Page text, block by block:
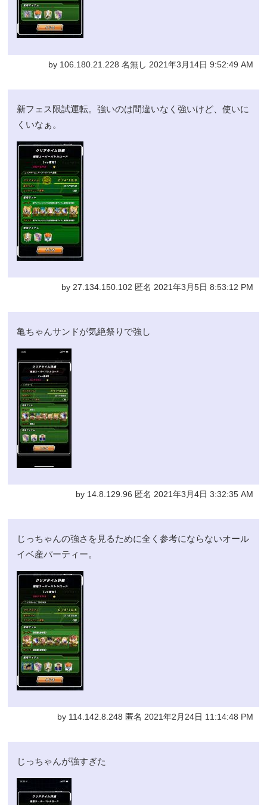
by 106.180.21.228 名無し 2021年3月14日 9:52:49 AM
新フェス限試運転。強いのは間違いなく強いけど、使いに
くいなぁ。
by 27.134.150.102 匿名 2021年3月5日 8:53:12 PM
亀ちゃんサンドが気絶祭りで強し
by 14.8.129.96 匿名 2021年3月4日 3:32:35 AM
じっちゃんの強さを見るために全く参考にならないオール
イベ産パーティー。
by 114.142.8.248 匿名 2021年2月24日 11:14:48 PM
じっちゃんが強すぎた